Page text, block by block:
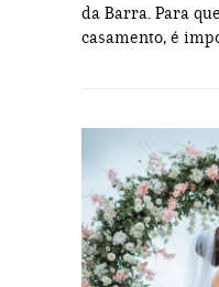
da Barra. Para
casamento, é